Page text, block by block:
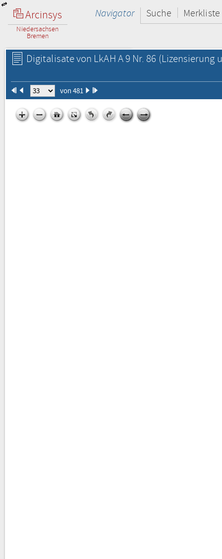
Arcinsys
Niedersachsen
Bremen
Navigator Suche Merkliste
Digitalisate von LkAH A 9 Nr. 86 (Lizensierung
von 481